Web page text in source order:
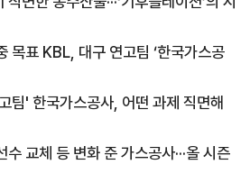
표 KBL, 대구 연고팀 ‘한국가스공
' 한국가스공사, 어떤 과제 직면해
교체 등 변화 준 가스공사···올 시즌